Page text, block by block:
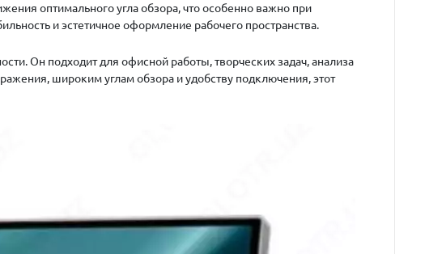
оптимального угла обзора, что особенно важно при
и эстетичное оформление рабочего пространства.
Он подходит для офисной работы, творческих задач, анализа
широким углам обзора и удобству подключения, этот